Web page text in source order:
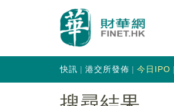
快訊 港交所發佈 今日IPO